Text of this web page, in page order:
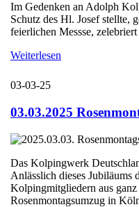
Im Gedenken an Adolph
Schutz des Hl. Josef stellte,
feierlichen Messse, zelebriert
Weiterlesen
03-03-25
03.03.2025
Das Kolpingwerk
Anlässlich dieses Jubiläums
Kolpingmitgliedern aus
Rosenmontagsumzug in